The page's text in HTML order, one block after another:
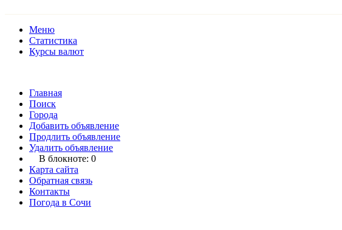
Меню
Статистика
Курсы валют
Главная
Поиск
Города
Добавить объявление
Продлить объявление
Удалить объявление
В блокноте: 0
Карта сайта
Обратная связь
Контакты
Погода в Сочи